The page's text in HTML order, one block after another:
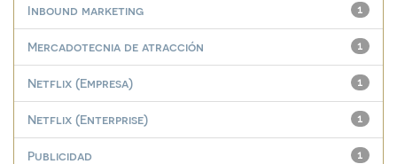
1
Inbound marketing
1
Mercadotecnia de atracción
1
Netflix (Empresa)
1
Netflix (Enterprise)
1
Publicidad